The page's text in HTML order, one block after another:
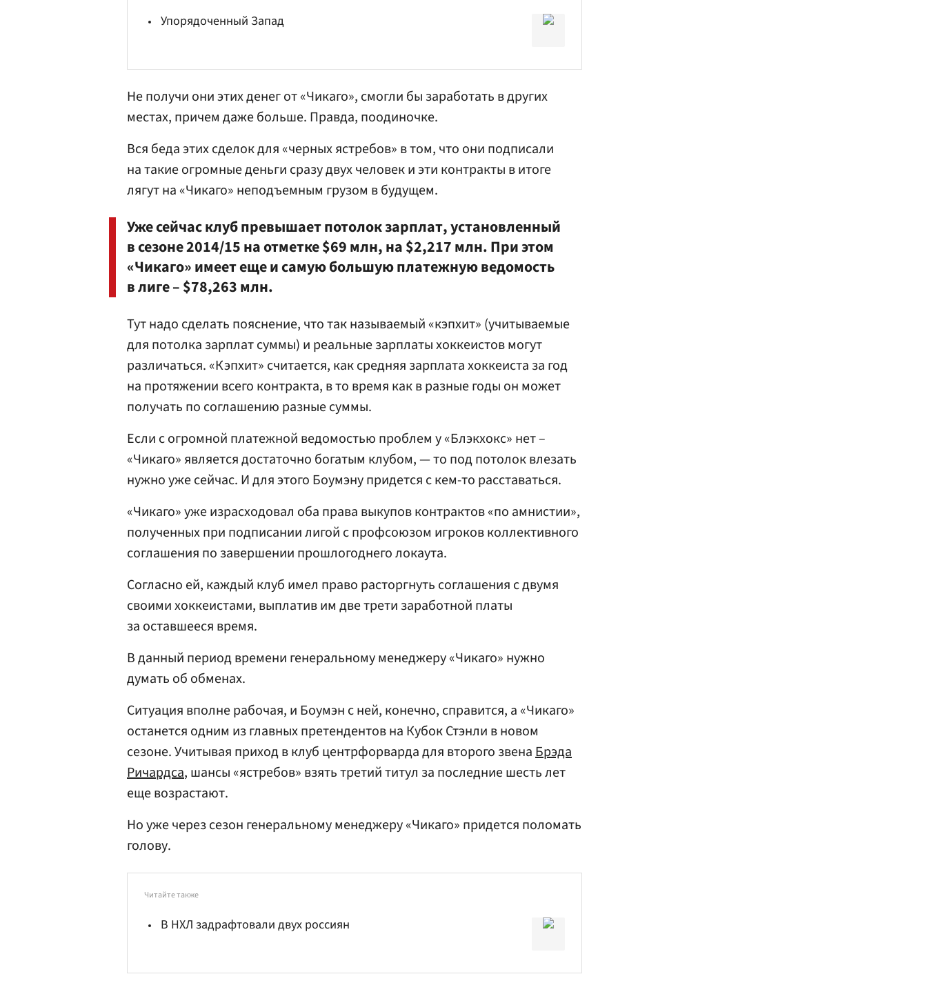
Упорядоченный Запад
Не получи они этих денег от «Чикаго», смогли бы заработать в других
местах, причем даже больше. Правда, поодиночке.
Вся беда этих сделок для «черных ястребов» в том, что они подписали
на такие огромные деньги сразу двух человек и эти контракты в итоге
лягут на «Чикаго» неподъемным грузом в будущем.
Уже сейчас клуб превышает потолок зарплат, установленный
в сезоне 2014/15 на отметке $69 млн, на $2,217 млн. При этом
«Чикаго» имеет еще и самую большую платежную ведомость
в лиге – $78,263 млн.
Тут надо сделать пояснение, что так называемый «кэпхит» (учитываемые
для потолка зарплат суммы) и реальные зарплаты хоккеистов могут
различаться. «Кэпхит» считается, как средняя зарплата хоккеиста за год
на протяжении всего контракта, в то время как в разные годы он может
получать по соглашению разные суммы.
Если с огромной платежной ведомостью проблем у «Блэкхокс» нет –
«Чикаго» является достаточно богатым клубом, — то под потолок влезать
нужно уже сейчас. И для этого Боумэну придется с кем-то расставаться.
«Чикаго» уже израсходовал оба права выкупов контрактов «по амнистии»,
полученных при подписании лигой с профсоюзом игроков коллективного
соглашения по завершении прошлогоднего локаута.
Согласно ей, каждый клуб имел право расторгнуть соглашения с двумя
своими хоккеистами, выплатив им две трети заработной платы
за оставшееся время.
В данный период времени генеральному менеджеру «Чикаго» нужно
думать об обменах.
Ситуация вполне рабочая, и Боумэн с ней, конечно, справится, а «Чикаго»
останется одним из главных претендентов на Кубок Стэнли в новом
сезоне. Учитывая приход в клуб центрфорварда для второго звенаБрэда
Ричардса, шансы «ястребов» взять третий титул за последние шесть лет
еще возрастают.
Но уже через сезон генеральному менеджеру «Чикаго» придется поломать
голову.
Читайте также
В НХЛ задрафтовали двух россиян